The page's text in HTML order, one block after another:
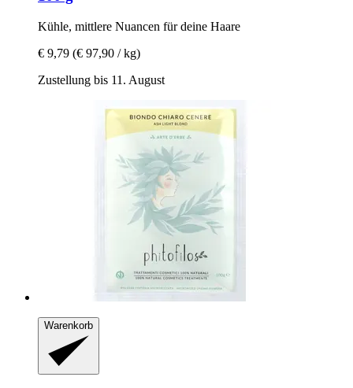
Kühle, mittlere Nuancen für deine Haare
€ 9,79 (€ 97,90 / kg)
Zustellung bis 11. August
Warenkorb